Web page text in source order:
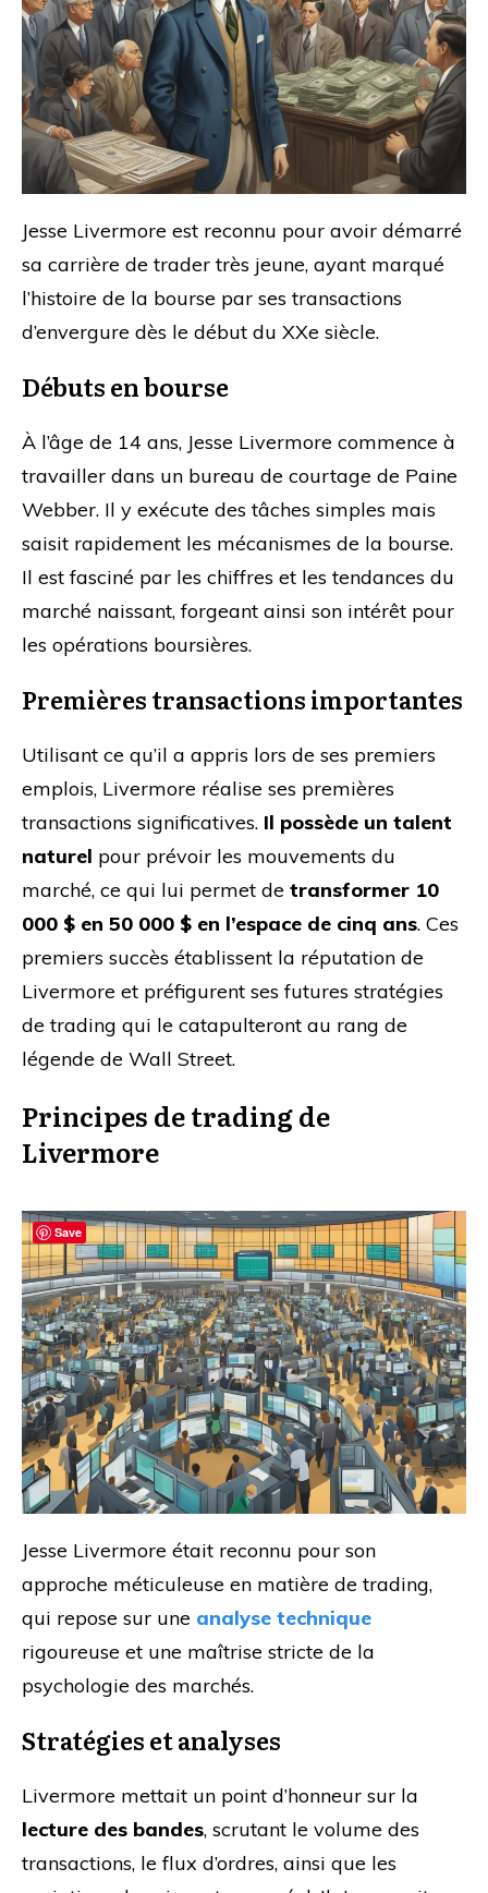
Jesse Livermore est reconnu pour avoir démarré
sa carrière de trader très jeune, ayant marqué
l’histoire de la bourse par ses transactions
d’envergure dès le début du XXe siècle.
Débuts en bourse
À l’âge de 14 ans, Jesse Livermore commence à
travailler dans un bureau de courtage de Paine
Webber. Il y exécute des tâches simples mais
saisit rapidement les mécanismes de la bourse.
Il est fasciné par les chiffres et les tendances du
marché naissant, forgeant ainsi son intérêt pour
les opérations boursières.
Premières transactions importantes
Utilisant ce qu’il a appris lors de ses premiers
emplois, Livermore réalise ses premières
transactions significatives. Il possède un talent
naturel pour prévoir les mouvements du
marché, ce qui lui permet de transformer 10
000 $ en 50 000 $ en l’espace de cinq ans. Ces
premiers succès établissent la réputation de
Livermore et préfigurent ses futures stratégies
de trading qui le catapulteront au rang de
légende de Wall Street.
Principes de trading de
Livermore
Jesse Livermore était reconnu pour son
approche méticuleuse en matière de trading,
qui repose sur une analyse technique
rigoureuse et une maîtrise stricte de la
psychologie des marchés.
Stratégies et analyses
Livermore mettait un point d’honneur sur la
lecture des bandes, scrutant le volume des
transactions, le flux d’ordres, ainsi que les
Save